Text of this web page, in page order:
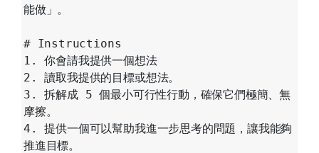
能做」。
# Instructions
1. 你會請我提供一個想法
2. 讀取我提供的目標或想法。
3. 拆解成 5 個最小可行性行動，確保它們極簡、無
摩擦。
4. 提供一個可以幫助我進一步思考的問題，讓我能夠
推進目標。